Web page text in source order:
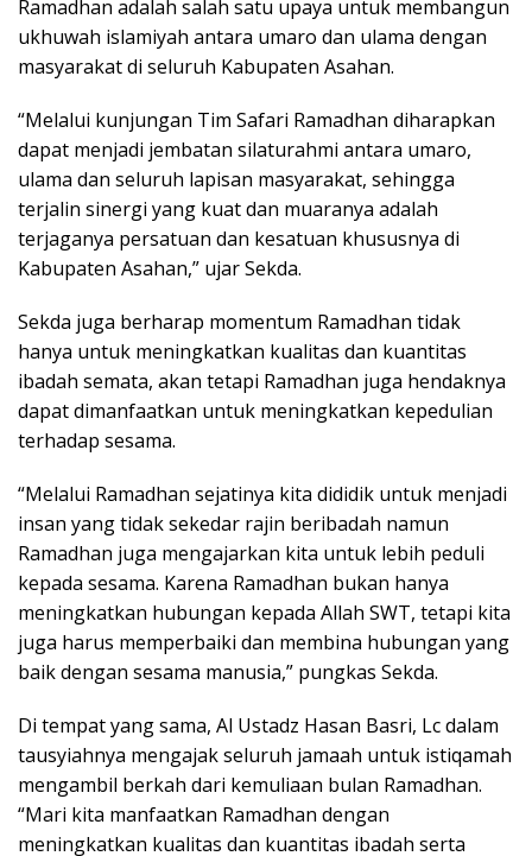
Ramadhan adalah salah satu upaya untuk membangun
ukhuwah islamiyah antara umaro dan ulama dengan
masyarakat di seluruh Kabupaten Asahan.
“Melalui kunjungan Tim Safari Ramadhan diharapkan
dapat menjadi jembatan silaturahmi antara umaro,
ulama dan seluruh lapisan masyarakat, sehingga
terjalin sinergi yang kuat dan muaranya adalah
terjaganya persatuan dan kesatuan khususnya di
Kabupaten Asahan,” ujar Sekda.
Sekda juga berharap momentum Ramadhan tidak
hanya untuk meningkatkan kualitas dan kuantitas
ibadah semata, akan tetapi Ramadhan juga hendaknya
dapat dimanfaatkan untuk meningkatkan kepedulian
terhadap sesama.
“Melalui Ramadhan sejatinya kita dididik untuk menjadi
insan yang tidak sekedar rajin beribadah namun
Ramadhan juga mengajarkan kita untuk lebih peduli
kepada sesama. Karena Ramadhan bukan hanya
meningkatkan hubungan kepada Allah SWT, tetapi kita
juga harus memperbaiki dan membina hubungan yang
baik dengan sesama manusia,” pungkas Sekda.
Di tempat yang sama, Al Ustadz Hasan Basri, Lc dalam
tausyiahnya mengajak seluruh jamaah untuk istiqamah
mengambil berkah dari kemuliaan bulan Ramadhan.
“Mari kita manfaatkan Ramadhan dengan
meningkatkan kualitas dan kuantitas ibadah serta